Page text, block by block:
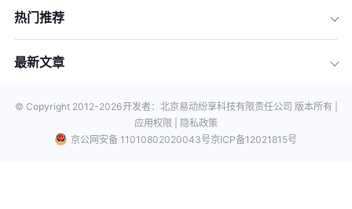
热门推荐
最新文章
© Copyright 2012-2026开发者：北京易动纷享科技有限责任公司 版本所有 |
应用权限 |
隐私政策
京公网安备 11010802020043号京ICP备12021815号